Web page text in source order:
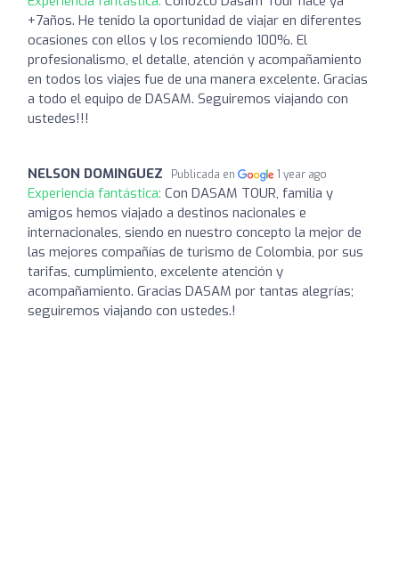
+7años. He tenido la oportunidad de viajar en diferentes
ocasiones con ellos y los recomiendo 100%. El
profesionalismo, el detalle, atención y acompañamiento
en todos los viajes fue de una manera excelente. Gracias
a todo el equipo de DASAM. Seguiremos viajando con
ustedes!!!
NELSON DOMINGUEZ Publicada en 1 year ago
Experiencia fantástica: Con DASAM TOUR, familia y
amigos hemos viajado a destinos nacionales e
internacionales, siendo en nuestro concepto la mejor de
las mejores compañías de turismo de Colombia, por sus
tarifas, cumplimiento, excelente atención y
acompañamiento. Gracias DASAM por tantas alegrías;
seguiremos viajando con ustedes.!